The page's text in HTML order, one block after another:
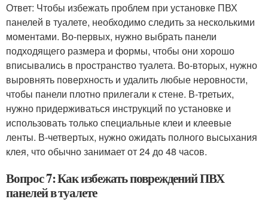
Ответ: Чтобы избежать проблем при установке ПВХ
панелей в туалете, необходимо следить за несколькими
моментами. Во-первых, нужно выбрать панели
подходящего размера и формы, чтобы они хорошо
вписывались в пространство туалета. Во-вторых, нужно
выровнять поверхность и удалить любые неровности,
чтобы панели плотно прилегали к стене. В-третьих,
нужно придерживаться инструкций по установке и
использовать только специальные клеи и клеевые
ленты. В-четвертых, нужно ожидать полного высыхания
клея, что обычно занимает от 24 до 48 часов.
Вопрос 7: Как избежать повреждений ПВХ
панелей в туалете